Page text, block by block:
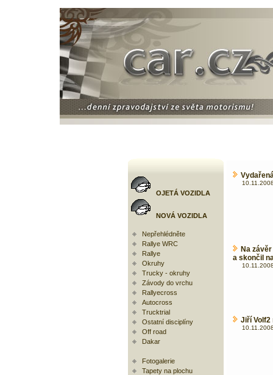
OJETÁ VOZIDLA
NOVÁ VOZIDLA
Nepřehlédněte
Rallye WRC
Rallye
Okruhy
Trucky - okruhy
Závody do vrchu
Rallyecross
Autocross
Trucktrial
Ostatní disciplíny
Off road
Dakar
Fotogalerie
Tapety na plochu
Na
a skončil
Jiří Volf2